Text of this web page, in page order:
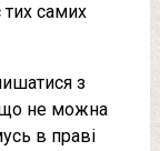
самих
з
що не можна
в праві